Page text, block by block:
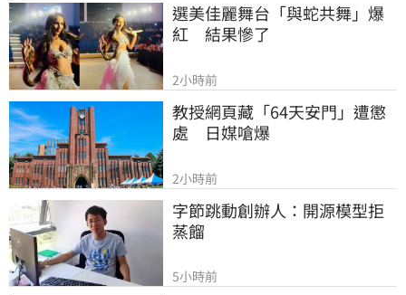
選美佳麗舞台「與蛇共舞」爆
紅　結果慘了
2小時前
教授網頁藏「64天安門」遭懲
處　日媒嗆爆
2小時前
字節跳動創辦人：開源模型拒
蒸餾
5小時前